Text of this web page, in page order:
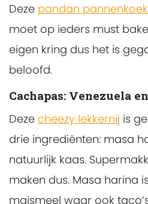
Deze pandan
moet op ieders must
eigen kring dus het is
beloofd.
Cachapas: Venezuela
Deze cheezy lekkernij is
drie ingrediënten: masa
natuurlijk kaas.
maken dus. Masa harina
maismeel waar ook